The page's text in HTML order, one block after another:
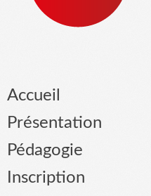
Accueil
Présentation
Pédagogie
Inscription